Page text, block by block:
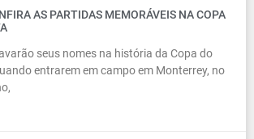
AS PARTIDAS MEMORÁVEIS ​​NA COPA
seus nomes na história da Copa do
entrarem em campo em Monterrey, no